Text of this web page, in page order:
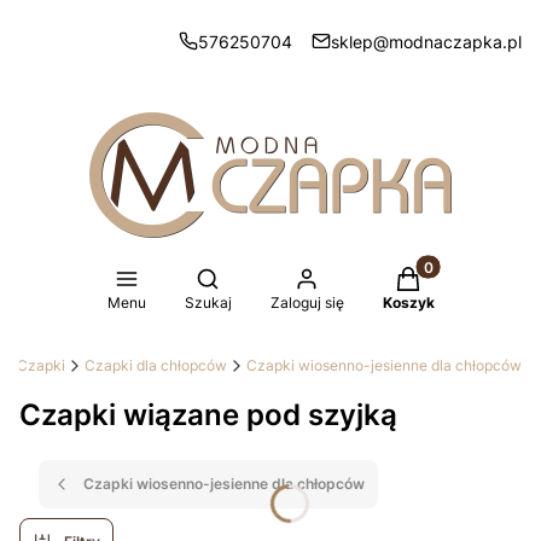
576250704 sklep@modnaczapka.pl
Menu
Otwórz wyszukiwarkę
Szukaj Zaloguj się
Produkty w
Koszyk
Czapki Czapki dla chłopców Czapki wiosenno-jesienne dla chłopców
Czapki wiązane pod szyjką
Czapki wiosenno-jesienne dla chłopców